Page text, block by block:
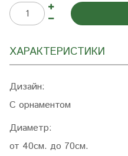
ХАРАКТЕРИСТИКИ
Дизайн:
С орнаментом
Диаметр:
от 40см. до 70см.